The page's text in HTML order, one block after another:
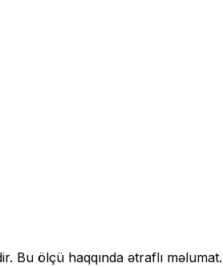
Bu ölçü haqqında ətraflı məlumat.